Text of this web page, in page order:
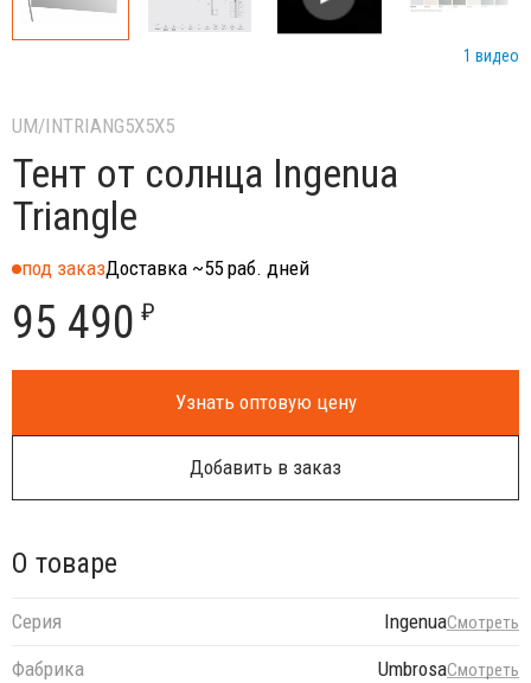
1 видео
UM/INTRIANG5X5X5
Тент от солнца Ingenua
Triangle
под заказДоставка ~55 раб. дней
95 490 ₽
Узнать оптовую цену
Добавить в заказ
О товаре
Серия IngenuaСмотреть
Фабрика UmbrosaСмотреть